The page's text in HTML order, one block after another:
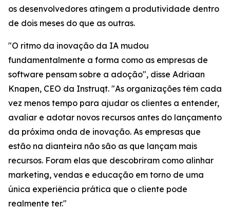
os desenvolvedores atingem a produtividade dentro
de dois meses do que as outras.
"O ritmo da inovação da IA mudou
fundamentalmente a forma como as empresas de
software pensam sobre a adoção", disse Adriaan
Knapen, CEO da Instruqt. "As organizações têm cada
vez menos tempo para ajudar os clientes a entender,
avaliar e adotar novos recursos antes do lançamento
da próxima onda de inovação. As empresas que
estão na dianteira não são as que lançam mais
recursos. Foram elas que descobriram como alinhar
marketing, vendas e educação em torno de uma
única experiência prática que o cliente pode
realmente ter."